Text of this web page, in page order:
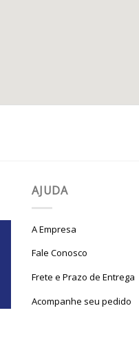
AJUDA
A Empresa
Fale Conosco
Frete e Prazo de Entrega
Acompanhe seu pedido